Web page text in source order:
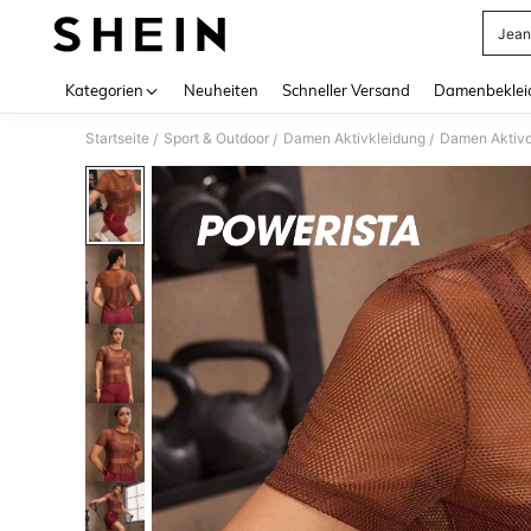
Kategorien Neuheiten Schneller Versand
Startseite / Sport & Outdoor / Damen Aktivkleidung / Damen